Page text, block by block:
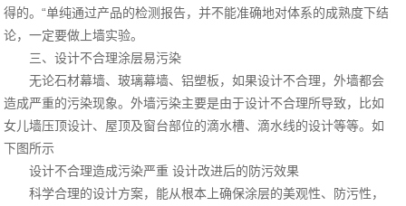
得的。“单纯通过产品的检测报告，并不能准确地对体系的成熟度下结
论，一定要做上墙实验。
三、设计不合理涂层易污染
无论石材幕墙、玻璃幕墙、铝塑板，如果设计不合理，外墙都会
造成严重的污染现象。外墙污染主要是由于设计不合理所导致，比如
女儿墙压顶设计、屋顶及窗台部位的滴水槽、滴水线的设计等等。如
下图所示
设计不合理造成污染严重 设计改进后的防污效果
科学合理的设计方案，能从根本上确保涂层的美观性、防污性，